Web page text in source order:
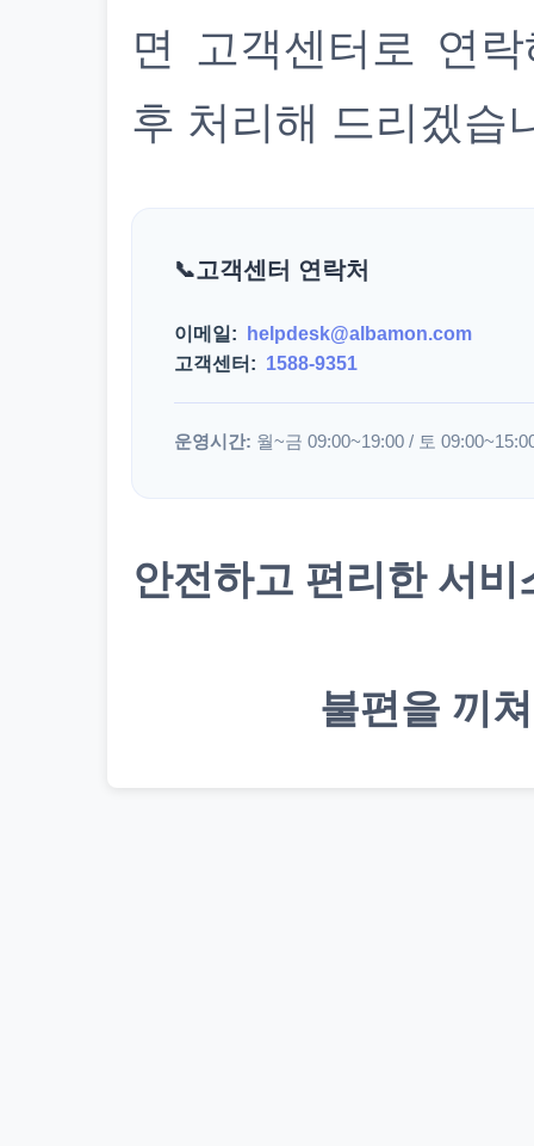
면 고객센터로 연
후 처리해 드리겠습
고객센터 연락처
이메일:
helpdesk@albamon.com
고객센터: 1588-9351
운영시간: 월~금 09:00~19:00 / 토
안전하고 편리한 서
불편을 끼